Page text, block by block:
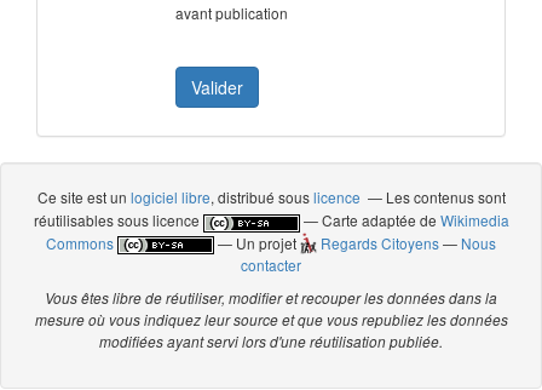
avant publication
Ce site est un logiciel libre, distribué souslicence — Les contenus sont
réutilisables sous licence
— Carte adaptée de Wikimedia
Commons
— Un projet Regards Citoyens— Nous
contacter
Vous êtes libre de réutiliser, modifier et recouper les données dans la
mesure où vous indiquez leur source et que vous republiez les données
modifiées ayant servi lors d'une réutilisation publiée.